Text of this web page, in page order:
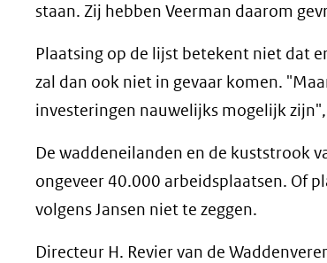
staan. Zij hebben Veerman daarom
Plaatsing op de lijst betekent niet dat
zal dan ook niet in gevaar komen.
investeringen nauwelijks mogelijk zijn",
De waddeneilanden en de kuststrook
ongeveer 40.000 arbeidsplaatsen. Of
volgens Jansen niet te zeggen.
Directeur H. Revier van de